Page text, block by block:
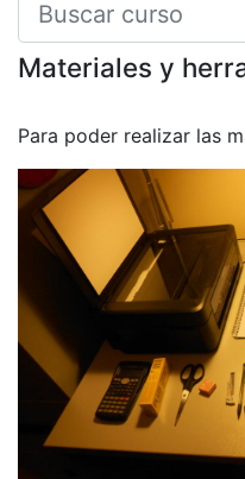
Materiales y
Para poder realizar las